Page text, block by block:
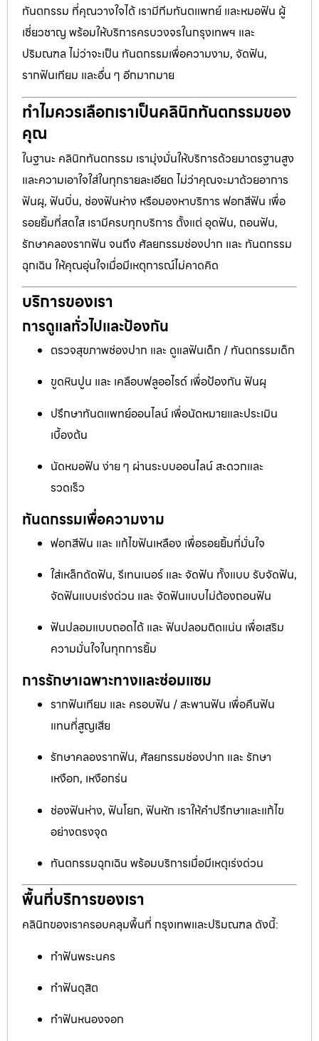
ทันตกรรม ที่คุณวางใจได้ เรามีทีมทันตแพทย์ และหมอฟัน ผู้
เชี่ยวชาญ พร้อมให้บริการครบวงจรในกรุงเทพฯ และ
ปริมณฑล ไม่ว่าจะเป็น ทันตกรรมเพื่อความงาม, จัดฟัน,
รากฟันเทียม และอื่น ๆ อีกมากมาย
ทำไมควรเลือกเราเป็นคลินิกทันตกรรมของ
คุณ
ในฐานะ คลินิกทันตกรรม เรามุ่งมั่นให้บริการด้วยมาตรฐานสูง
และความเอาใจใส่ในทุกรายละเอียด ไม่ว่าคุณจะมาด้วยอาการ
ฟันผุ, ฟันบิ่น, ช่องฟันห่าง หรือมองหาบริการ ฟอกสีฟัน เพื่อ
รอยยิ้มที่สดใส เรามีครบทุกบริการ ตั้งแต่ อุดฟัน, ถอนฟัน,
รักษาคลองรากฟัน จนถึง ศัลยกรรมช่องปาก และ ทันตกรรม
ฉุกเฉิน ให้คุณอุ่นใจเมื่อมีเหตุการณ์ไม่คาดคิด
บริการของเรา
การดูแลทั่วไปและป้องกัน
ตรวจสุขภาพช่องปาก และ ดูแลฟันเด็ก / ทันตกรรมเด็ก
ขูดหินปูน และ เคลือบฟลูออไรด์ เพื่อป้องกัน ฟันผุ
ปรึกษาทันตแพทย์ออนไลน์ เพื่อนัดหมายและประเมิน
เบื้องต้น
นัดหมอฟัน ง่าย ๆ ผ่านระบบออนไลน์ สะดวกและ
รวดเร็ว
ทันตกรรมเพื่อความงาม
ฟอกสีฟัน และ แก้ไขฟันเหลือง เพื่อรอยยิ้มที่มั่นใจ
ใส่เหล็กดัดฟัน, รีเทนเนอร์ และ จัดฟัน ทั้งแบบ รับจัดฟัน,
จัดฟันแบบเร่งด่วน และ จัดฟันแบบไม่ต้องถอนฟัน
ฟันปลอมแบบถอดได้ และ ฟันปลอมติดแน่น เพื่อเสริม
ความมั่นใจในทุกการยิ้ม
การรักษาเฉพาะทางและซ่อมแซม
รากฟันเทียม และ ครอบฟัน / สะพานฟัน เพื่อคืนฟัน
แทนที่สูญเสีย
รักษาคลองรากฟัน, ศัลยกรรมช่องปาก และ รักษา
เหงือก, เหงือกร่น
ช่องฟันห่าง, ฟันโยก, ฟันหัก เราให้คำปรึกษาและแก้ไข
อย่างตรงจุด
ทันตกรรมฉุกเฉิน พร้อมบริการเมื่อมีเหตุเร่งด่วน
พื้นที่บริการของเรา
คลินิกของเราครอบคลุมพื้นที่ กรุงเทพและปริมณฑล ดังนี้:
ทำฟันพระนคร
ทำฟันดุสิต
ทำฟันหนองจอก